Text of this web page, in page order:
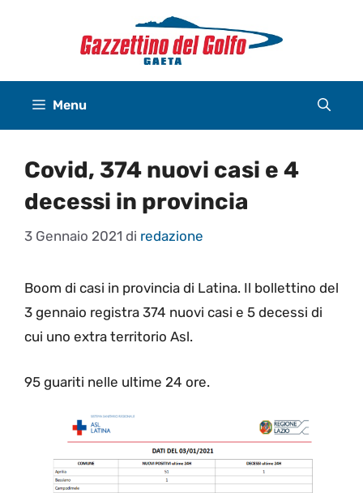
Menu
Covid, 374 nuovi casi e 4
decessi in provincia
3 Gennaio 2021 di redazione
Boom di casi in provincia di Latina. Il bollettino del
3 gennaio registra 374 nuovi casi e 5 decessi di
cui uno extra territorio Asl.
95 guariti nelle ultime 24 ore.